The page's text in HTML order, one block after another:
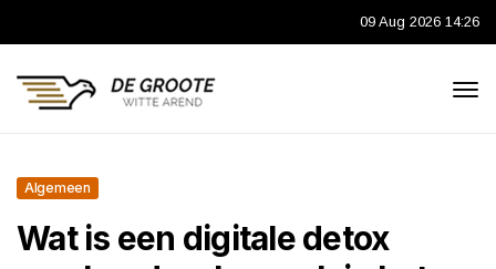
09 Aug 2026 14:26
Algemeen
Wat is een digitale detox